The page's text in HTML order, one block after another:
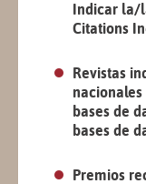
Indicar la/
Citations
Revistas
bases de
bases de
Premios